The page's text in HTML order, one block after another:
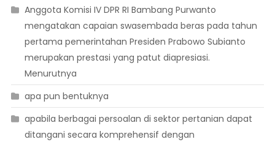
Anggota Komisi IV DPR RI Bambang Purwanto
mengatakan capaian swasembada beras pada tahun
pertama pemerintahan Presiden Prabowo Subianto
merupakan prestasi yang patut diapresiasi.
Menurutnya
apa pun bentuknya
apabila berbagai persoalan di sektor pertanian dapat
ditangani secara komprehensif dengan